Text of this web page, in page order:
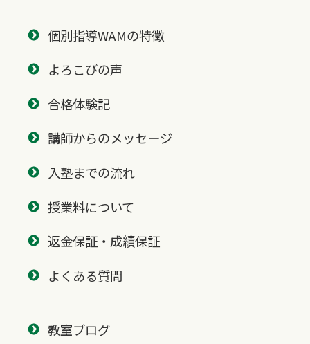
個別指導WAMの特徴
よろこびの声
合格体験記
講師からのメッセージ
入塾までの流れ
授業料について
返金保証・成績保証
よくある質問
教室ブログ